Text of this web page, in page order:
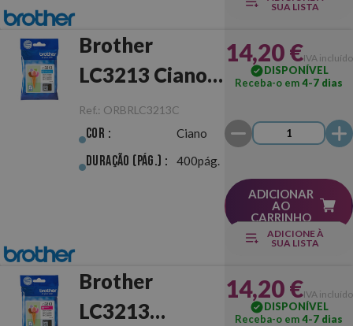
SUA LISTA
Brother
LC3213 Ciano
Original
Ref.: ORBRLC3213C
Cor : Ciano
Duração (pág.) : 400pág.
14,20 €IVA incluído
DISPONÍVEL
Receba-o em4-7 dias
ADICIONAR
AO
CARRINHO
ADICIONE À
SUA LISTA
Brother
LC3213
14,20 €IVA incluído
DISPONÍVEL
Receba-o em4-7 dias